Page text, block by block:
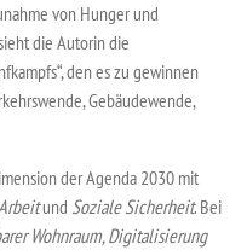
von Hunger und
die Autorin die
den es zu gewinnen
Gebäudewende,
der Agenda 2030 mit
und Soziale Sicherheit. Bei
Wohnraum, Digitalisierung